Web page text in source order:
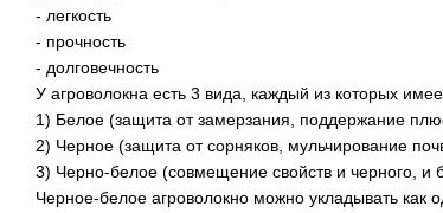
- легкость
- прочность
- долговечность
У агроволокна есть 3 вида, каждый из которых
1) Белое (защита от замерзания, поддержание
2) Черное (защита от сорняков, мульчирование
3) Черно-белое (совмещение свойств и черного, и
Черное-белое агроволокно можно укладывать как